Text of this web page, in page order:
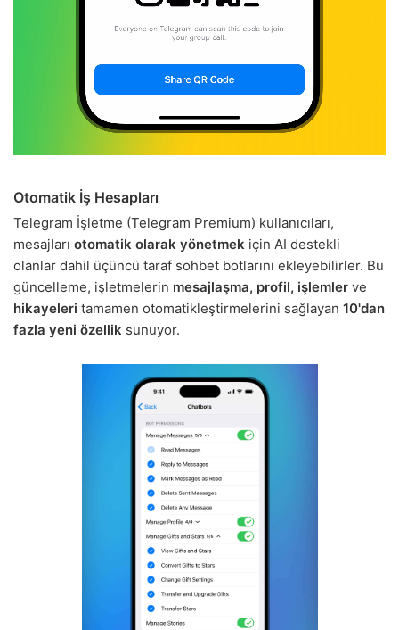
Otomatik İş Hesapları
Telegram İşletme (Telegram Premium) kullanıcıları,
mesajları otomatik olarak yönetmek için AI destekli
olanlar dahil üçüncü taraf sohbet botlarını ekleyebilirler. Bu
güncelleme, işletmelerin mesajlaşma, profil, işlemler ve
hikayeleri tamamen otomatikleştirmelerini sağlayan 10'dan
fazla yeni özellik sunuyor.